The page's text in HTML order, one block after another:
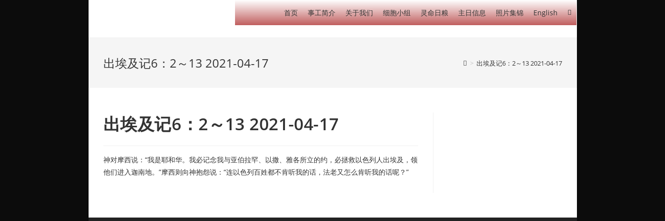
首页 事工简介 关于我们 细胞小组 灵命日粮 主日信息 照片集锦 English
出埃及记6：2～13 2021-04-17 > 出埃及记6：2～13 2021-04-17
出埃及记6：2～13 2021-04-17
神对摩西说：“我是耶和华。我必记念我与亚伯拉罕、以撒、雅各所立的约，必拯救以色列人出埃及，领
他们进入迦南地。”摩西则向神抱怨说：“连以色列百姓都不肯听我的话，法老又怎么肯听我的话呢？”